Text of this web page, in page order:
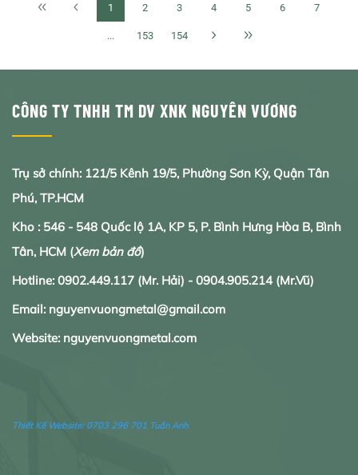
1 2 3 4 5 6 7
... 153 154
CÔNG TY TNHH TM DV XNK NGUYÊN VƯƠNG
Trụ sở chính: 121/5 Kênh 19/5, Phường Sơn Kỳ, Quận Tân
Phú, TP.HCM
Kho : 546 - 548 Quốc lộ 1A, KP 5, P. Bình Hưng Hòa B, Bình
Tân, HCM (Xem bản đồ)
Hotline: 0902.449.117 (Mr. Hải) - 0904.905.214(Mr.Vũ)
Email: nguyenvuongmetal@gmail.com
Website: nguyenvuongmetal.com
Thiết Kế Website: 0703 296 701 Tuấn Anh